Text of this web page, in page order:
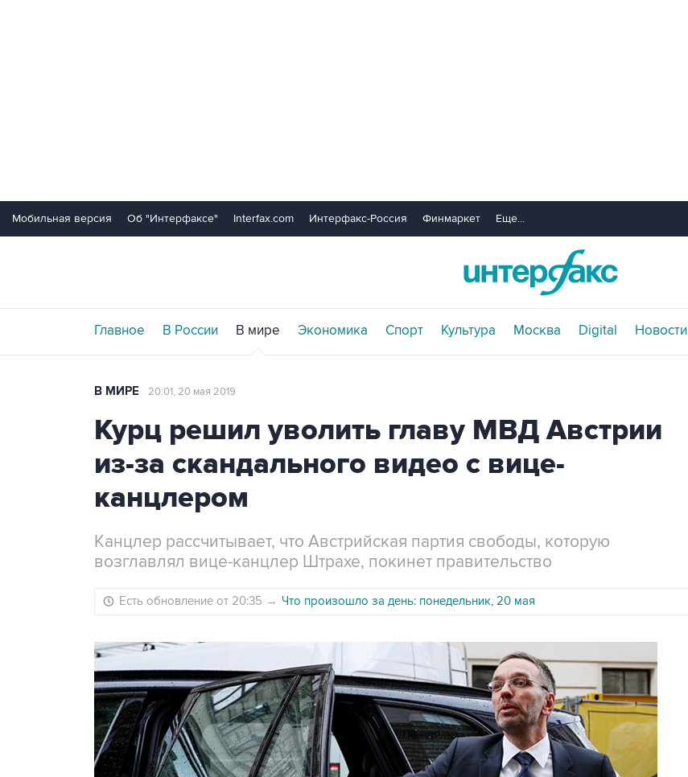
Мобильная версия Об "Интерфаксе" Interfax.com Интерфакс-Россия Финмаркет Еще...
Главное В России В мире Экономика Спорт Культура Москва Digital Новости
В МИРЕ 20:01, 20 мая 2019
Курц решил уволить главу МВД Австрии
из-за скандального видео с вице-
канцлером
Канцлер рассчитывает, что Австрийская партия свободы, которую
возглавлял вице-канцлер Штрахе, покинет правительство
Есть обновление от 20:35 → Что произошло за день: понедельник, 20 мая